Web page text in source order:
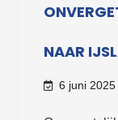
NAAR
6 juni 2025